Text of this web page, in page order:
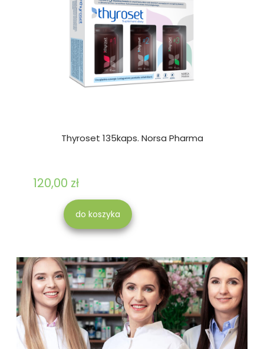
Thyroset 135kaps. Norsa Pharma
120,00 zł
do koszyka